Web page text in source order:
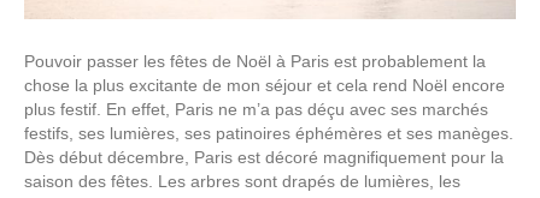
Pouvoir passer les fêtes de Noël à Paris est probablement la
chose la plus excitante de mon séjour et cela rend Noël encore
plus festif. En effet, Paris ne m’a pas déçu avec ses marchés
festifs, ses lumières, ses patinoires éphémères et ses manèges.
Dès début décembre, Paris est décoré magnifiquement pour la
saison des fêtes. Les arbres sont drapés de lumières, les